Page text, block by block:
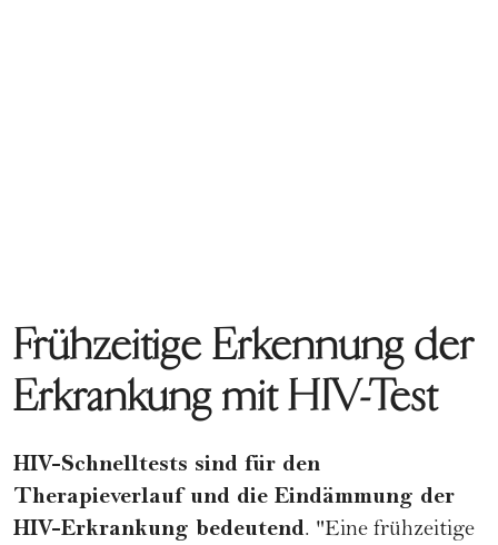
Frühzeitige Erkennung der
Erkrankung mit HIV-Test
HIV-Schnelltests sind für den
Therapieverlauf und die Eindämmung der
HIV-Erkrankung bedeutend. "Eine frühzeitige